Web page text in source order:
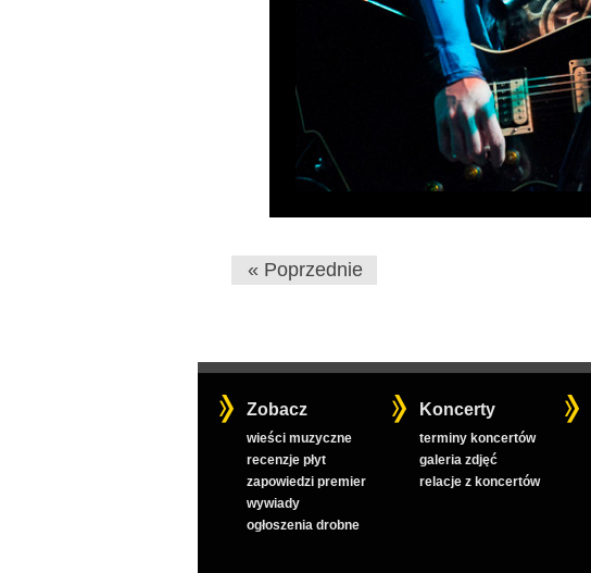
« Poprzednie
Zobacz
wieści muzyczne
recenzje płyt
zapowiedzi premier
wywiady
ogłoszenia drobne
Koncerty
terminy koncertów
galeria zdjęć
relacje z koncertów